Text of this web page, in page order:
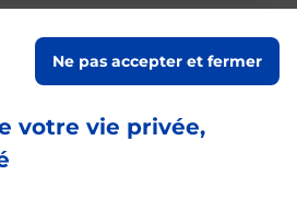
votre vie privée,
Ne pas accepter et fermer
ZIANIDES
08h00